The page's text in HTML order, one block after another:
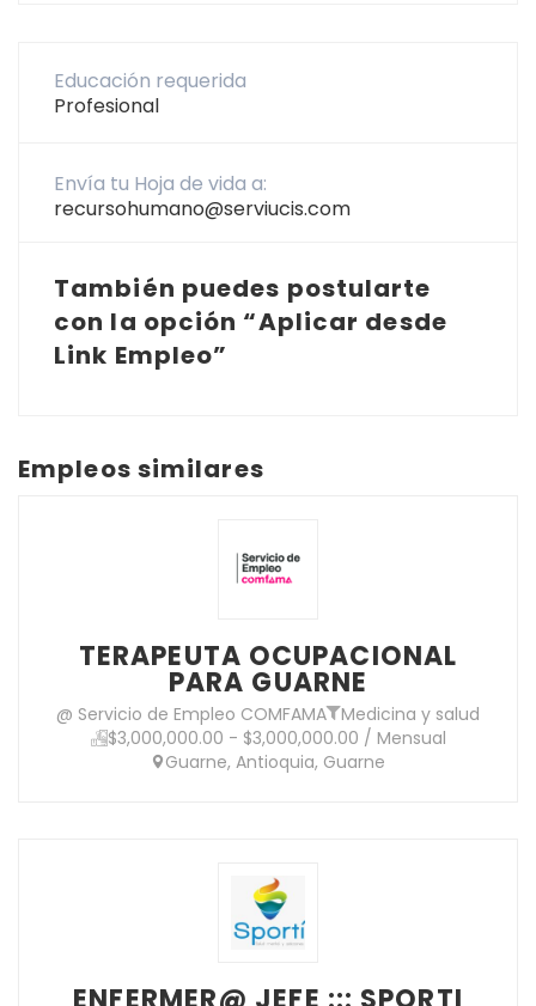
Educación requerida
Profesional
Envía tu Hoja de vida a:
recursohumano@serviucis.com
También puedes postularte
con la opción “Aplicar desde
Link Empleo”
Empleos similares
TERAPEUTA OCUPACIONAL
PARA GUARNE
@ Servicio de Empleo COMFAMA Medicina y salud
$3,000,000.00 - $3,000,000.00 / Mensual
Guarne, Antioquia, Guarne